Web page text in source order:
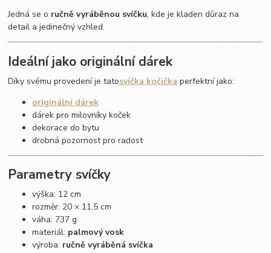
Jedná se o ručně vyráběnou svíčku, kde je kladen důraz na
detail a jedinečný vzhled.
Ideální jako originální dárek
Díky svému provedení je tatosvíčka kočička perfektní jako:
originální dárek
dárek pro milovníky koček
dekorace do bytu
drobná pozornost pro radost
Parametry svíčky
výška: 12 cm
rozměr: 20 × 11,5 cm
váha: 737 g
materiál: palmový vosk
výroba: ručně vyráběná svíčka